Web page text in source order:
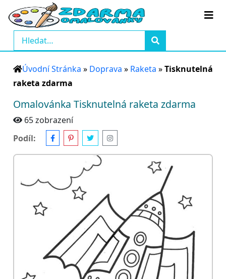
Úvodní Stránka » Doprava » Raketa »Tisknutelná
raketa zdarma
Omalovánka Tisknutelná raketa zdarma
65 zobrazení
Podíl: